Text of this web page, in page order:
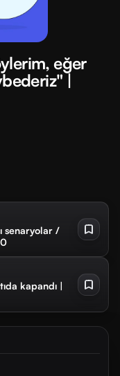
eğer
|
senaryolar /
kapandı |